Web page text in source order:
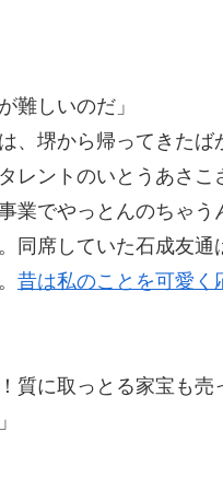
難しいのだ」
堺から帰ってきたば
ントのいとうあさこ
業でやっとんのちゃう
席していた石成友通
昔は私のことを可愛く
質に取っとる家宝も売